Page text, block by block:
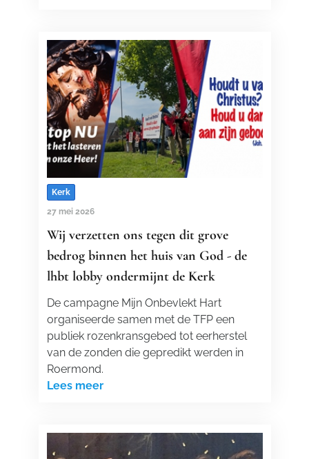
Kerk
27 mei 2026
Wij verzetten ons tegen dit grove
bedrog binnen het huis van God - de
lhbt lobby ondermijnt de Kerk
De campagne Mijn Onbevlekt Hart
organiseerde samen met de TFP een
publiek rozenkransgebed tot eerherstel
van de zonden die gepredikt werden in
Roermond.
Lees meer